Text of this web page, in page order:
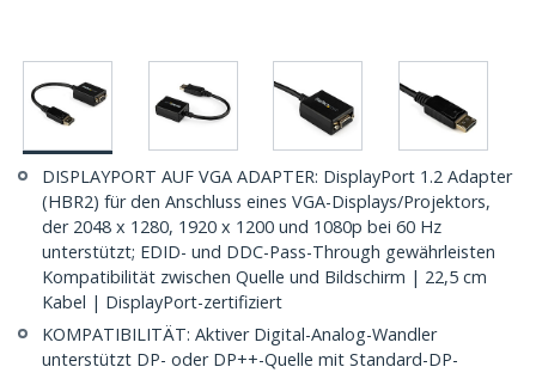
DISPLAYPORT AUF VGA ADAPTER: DisplayPort 1.2 Adapter
(HBR2) für den Anschluss eines VGA-Displays/Projektors,
der 2048 x 1280, 1920 x 1200 und 1080p bei 60 Hz
unterstützt; EDID- und DDC-Pass-Through gewährleisten
Kompatibilität zwischen Quelle und Bildschirm | 22,5 cm
Kabel | DisplayPort-zertifiziert
KOMPATIBILITÄT: Aktiver Digital-Analog-Wandler
unterstützt DP- oder DP++-Quelle mit Standard-DP-